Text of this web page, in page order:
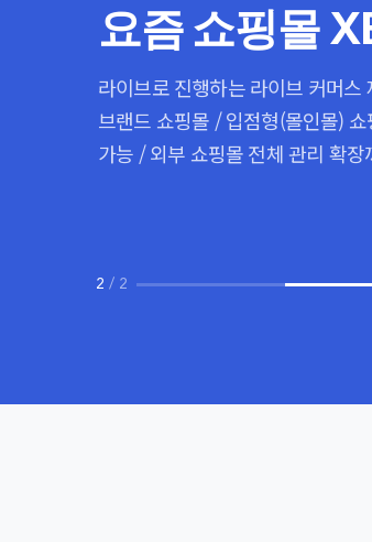
요즘 쇼핑몰
라이브로 진행하는 라이브 커머스
브랜드 쇼핑몰 / 입점형(몰인몰)
가능 / 외부 쇼핑몰 전체 관리 확장
2 / 2